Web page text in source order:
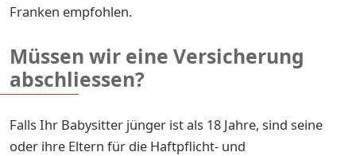
Franken empfohlen.
Müssen wir eine Versicherung
abschliessen?
Falls Ihr Babysitter jünger ist als 18 Jahre, sind seine
oder ihre Eltern für die Haftpflicht- und